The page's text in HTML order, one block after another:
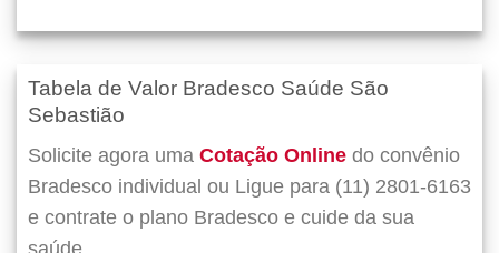
Tabela de Valor Bradesco Saúde São
Sebastião
Solicite agora uma Cotação Online do convênio
Bradesco individual ou Ligue para (11) 2801-6163
e contrate o plano Bradesco e cuide da sua